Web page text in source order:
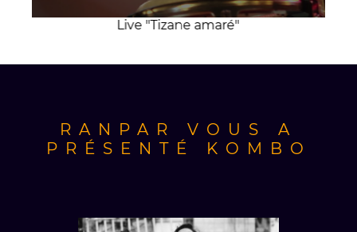
Live "Tizane amaré"
RANPAR VOUS A
PRÉSENTÉ KOMBO